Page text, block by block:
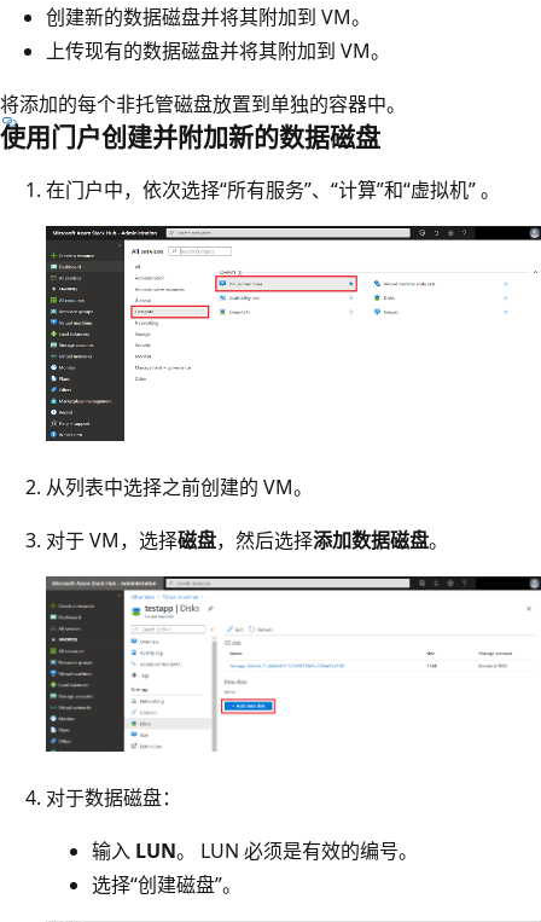
创建新的数据磁盘并将其附加到 VM。
上传现有的数据磁盘并将其附加到 VM。
将添加的每个非托管磁盘放置到单独的容器中。
使用门户创建并附加新的数据磁盘
在门户中，依次选择“所有服务”、“计算”和“虚拟机” 。
从列表中选择之前创建的 VM。
对于 VM，选择磁盘，然后选择添加数据磁盘。
对于数据磁盘：
输入 LUN。 LUN 必须是有效的编号。
选择“创建磁盘”。